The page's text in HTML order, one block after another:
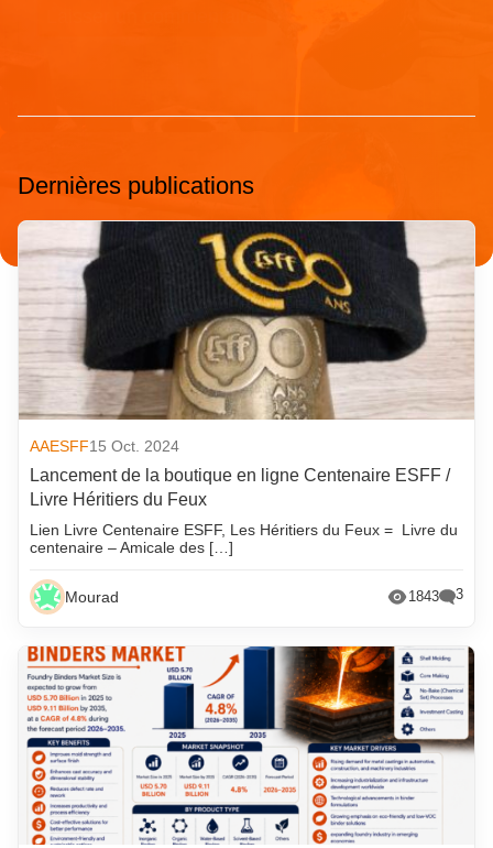
Dernières publications
AAESFF15 Oct. 2024
Lancement de la boutique en ligne Centenaire ESFF /
Livre Héritiers du Feux
Lien Livre Centenaire ESFF, Les Héritiers du Feux = Livre du
centenaire – Amicale des […]
Mourad 1843 3